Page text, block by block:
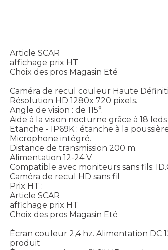
Article SCAR
affichage prix HT
Choix des pros Magasin Eté
Caméra de recul couleur Haute
Résolution HD 1280x 720 pixels.
Angle de vision : de 115°.
Aide à la vision nocturne grâce à 18 leds
Etanche - IP69K : étanche à la
Microphone intégré.
Distance de transmission 200 m.
Alimentation 12-24 V.
Compatible avec moniteurs sans fils:
Caméra de recul HD sans fil
Prix HT :
Article SCAR
affichage prix HT
Choix des pros Magasin Eté
Écran couleur 2,4 hz. Alimentation DC
produit